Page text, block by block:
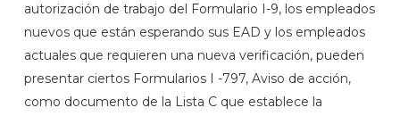
autorización de trabajo del Formulario I-9, los empleados
nuevos que están esperando sus EAD y los empleados
actuales que requieren una nueva verificación, pueden
presentar ciertos Formularios I -797, Aviso de acción,
como documento de la Lista C que establece la